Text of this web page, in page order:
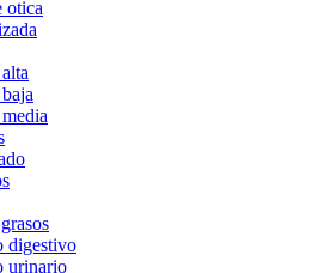
otica
digestivo
urinario